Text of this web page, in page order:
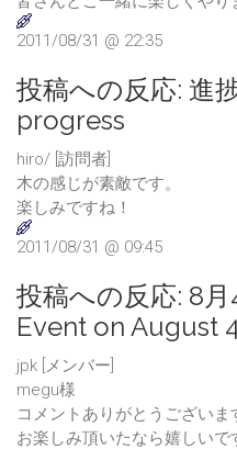
2011/08/31 @ 22:35
投稿への反応: 進
progress
hiro/ [訪問者]
木の感じが素敵です。
楽しみですね！
2011/08/31 @ 09:45
投稿への反応: 8
Event on August
jpk [メンバー]
megu様
コメントありがとうございま
お楽しみ頂いたなら嬉しいで